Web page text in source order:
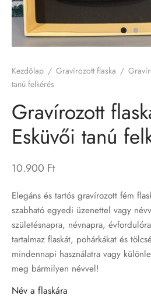
Kezdőlap / Gravírozott flaska /
tanú felkérés
Gravírozott
Esküvői tanú
10.900 Ft
Elegáns és tartós gravírozott fém
szabható egyedi üzenettel vagy
születésnapra, névnapra,
tartalmaz flaskát, pohárkákat és
mindennapi használatra vagy
meg bármilyen névvel!
Név a flaskára
LED lámpa
kutyabiléták
poharak
termékeink
karácsonyi gömbdíszek